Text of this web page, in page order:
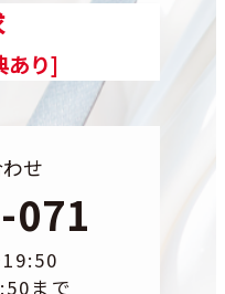
あり]
せ
071
まで